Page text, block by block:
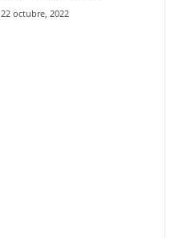
22 octubre, 2022